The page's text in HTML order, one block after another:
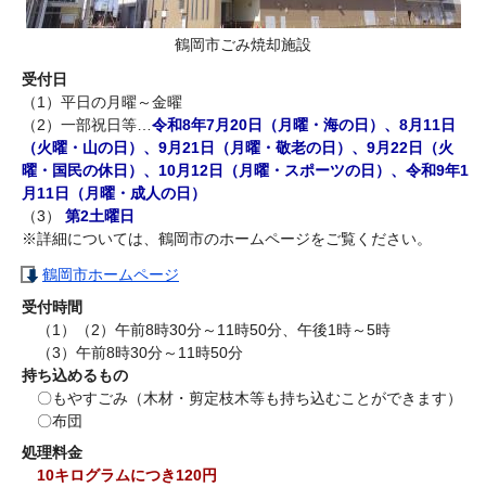
鶴岡市ごみ焼却施設
受付日
（1）平日の月曜～金曜
（2）一部祝日等…令和8年7月20日（月曜・海の日）、8月11日
（火曜・山の日）、9月21日（月曜・敬老の日）、9月22日（火
曜・国民の休日）、 10月12日（月曜・スポーツの日） 、令和9年1
月11日（月曜・成人の日）
（3） 第2土曜日
※詳細については、鶴岡市のホームページをご覧ください。
鶴岡市ホームページ
受付時間
（1）（2）午前8時30分～11時50分、午後1時～5時
（3）午前8時30分～11時50分
持ち込めるもの
〇もやすごみ（木材・剪定枝木等も持ち込むことができます）
〇布団
処理料金
10キログラムにつき120円